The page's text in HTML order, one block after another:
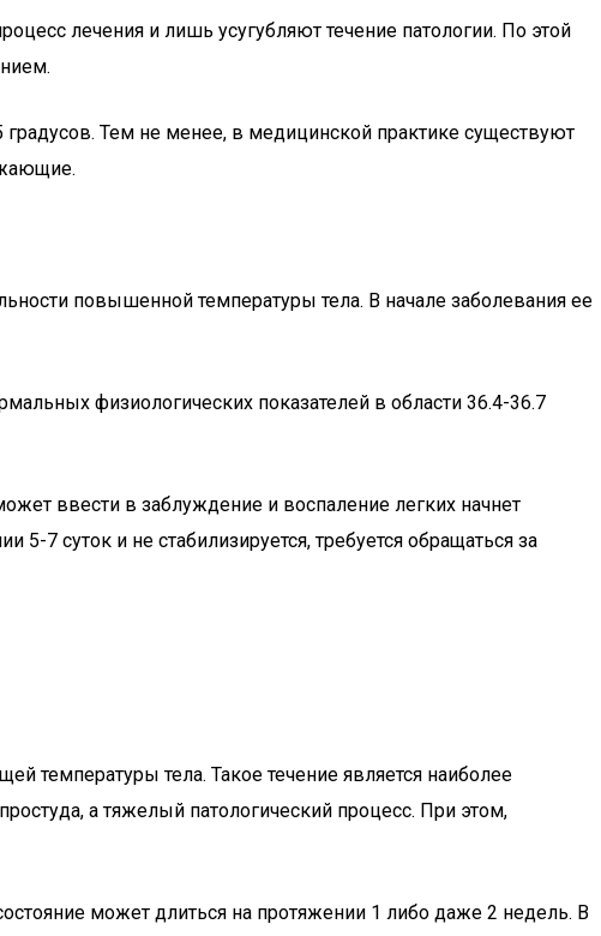
лечения и лишь усугубляют течение патологии. По этой
Тем не менее, в медицинской практике существуют
повышенной температуры тела. В начале заболевания ее
физиологических показателей в области 36.4-36.7
ввести в заблуждение и воспаление легких начнет
7 суток и не стабилизируется, требуется обращаться за
температуры тела. Такое течение является наиболее
а тяжелый патологический процесс. При этом,
может длиться на протяжении 1 либо даже 2 недель. В